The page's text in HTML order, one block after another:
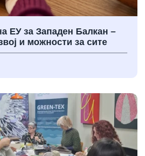
ЕУ за Западен Балкан –
и можности за сите